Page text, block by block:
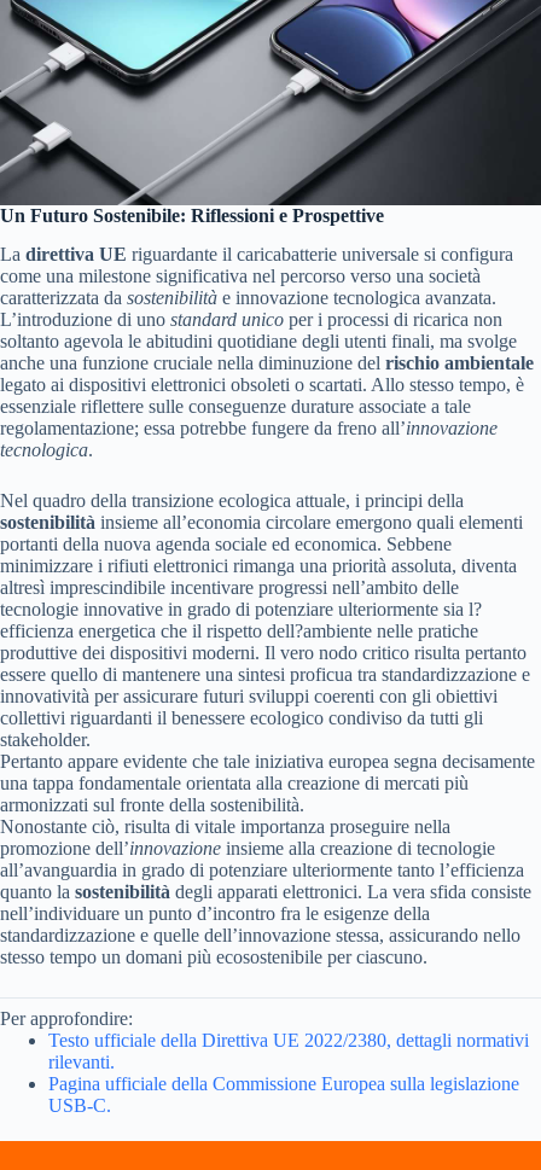
Un Futuro Sostenibile: Riflessioni e Prospettive
La direttiva UE riguardante il caricabatterie universale si configura
come una milestone significativa nel percorso verso una società
caratterizzata da sostenibilità e innovazione tecnologica avanzata.
L’introduzione di uno standard unico per i processi di ricarica non
soltanto agevola le abitudini quotidiane degli utenti finali, ma svolge
anche una funzione cruciale nella diminuzione del rischio ambientale
legato ai dispositivi elettronici obsoleti o scartati. Allo stesso tempo, è
essenziale riflettere sulle conseguenze durature associate a tale
regolamentazione; essa potrebbe fungere da freno all’innovazione
tecnologica.
Nel quadro della transizione ecologica attuale, i principi della
sostenibilità insieme all’economia circolare emergono quali elementi
portanti della nuova agenda sociale ed economica. Sebbene
minimizzare i rifiuti elettronici rimanga una priorità assoluta, diventa
altresì imprescindibile incentivare progressi nell’ambito delle
tecnologie innovative in grado di potenziare ulteriormente sia l?
efficienza energetica che il rispetto dell?ambiente nelle pratiche
produttive dei dispositivi moderni. Il vero nodo critico risulta pertanto
essere quello di mantenere una sintesi proficua tra standardizzazione e
innovatività per assicurare futuri sviluppi coerenti con gli obiettivi
collettivi riguardanti il benessere ecologico condiviso da tutti gli
stakeholder.
Pertanto appare evidente che tale iniziativa europea segna decisamente
una tappa fondamentale orientata alla creazione di mercati più
armonizzati sul fronte della sostenibilità.
Nonostante ciò, risulta di vitale importanza proseguire nella
promozione dell’innovazione insieme alla creazione di tecnologie
all’avanguardia in grado di potenziare ulteriormente tanto l’efficienza
quanto la sostenibilità degli apparati elettronici. La vera sfida consiste
nell’individuare un punto d’incontro fra le esigenze della
standardizzazione e quelle dell’innovazione stessa, assicurando nello
stesso tempo un domani più ecosostenibile per ciascuno.
Per approfondire:
Testo ufficiale della Direttiva UE 2022/2380, dettagli normativi
rilevanti.
Pagina ufficiale della Commissione Europea sulla legislazione
USB-C.